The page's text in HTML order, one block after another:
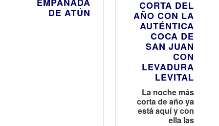
EMPANADA
DE ATÚN
CORTA DEL
AÑO CON LA
AUTÉNTICA
COCA DE
SAN JUAN
CON
LEVADURA
LEVITAL
La noche más
corta de año ya
está aquí y con
ella las